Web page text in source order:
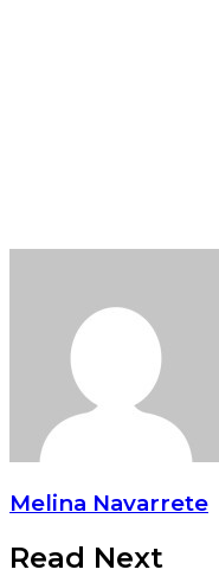
Melina Navarrete
Read Next